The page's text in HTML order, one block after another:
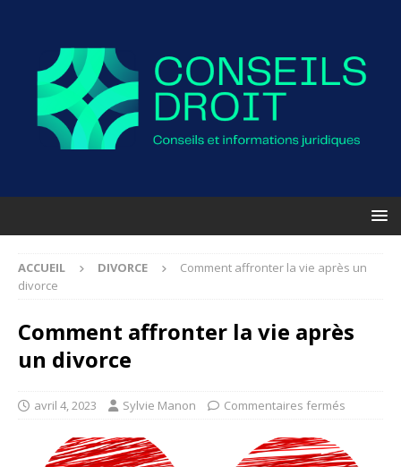
ACCUEIL DIVORCE
Comment affronter la vie après un
divorce
Comment affronter la vie après
un divorce
avril 4, 2023 Sylvie Manon Commentaires fermés